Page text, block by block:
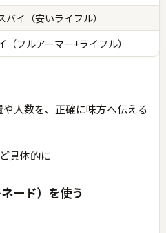
バイ（安いライフル）
（フルアーマー+ライフル）
人数を、正確に味方へ伝える
具体的に
ード）を使う